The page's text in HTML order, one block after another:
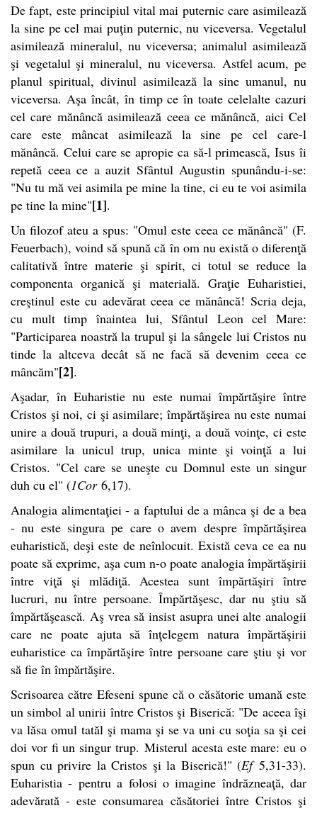
De fapt, este principiul vital mai puternic care asimilează
la sine pe cel mai puţin puternic, nu viceversa. Vegetalul
asimilează mineralul, nu viceversa; animalul asimilează
şi vegetalul şi mineralul, nu viceversa. Astfel acum, pe
planul spiritual, divinul asimilează la sine umanul, nu
viceversa. Aşa încât, în timp ce în toate celelalte cazuri
cel care mănâncă asimilează ceea ce mănâncă, aici Cel
care este mâncat asimilează la sine pe cel care-l
mănâncă. Celui care se apropie ca să-l primească, Isus îi
repetă ceea ce a auzit Sfântul Augustin spunându-i-se:
"Nu tu mă vei asimila pe mine la tine, ci eu te voi asimila
pe tine la mine"[1].
Un filozof ateu a spus: "Omul este ceea ce mănâncă" (F.
Feuerbach), voind să spună că în om nu există o diferenţă
calitativă între materie şi spirit, ci totul se reduce la
componenta organică şi materială. Graţie Euharistiei,
creştinul este cu adevărat ceea ce mănâncă! Scria deja,
cu mult timp înaintea lui, Sfântul Leon cel Mare:
"Participarea noastră la trupul şi la sângele lui Cristos nu
tinde la altceva decât să ne facă să devenim ceea ce
mâncăm"[2].
Aşadar, în Euharistie nu este numai împărtăşire între
Cristos şi noi, ci şi asimilare; împărtăşirea nu este numai
unire a două trupuri, a două minţi, a două voinţe, ci este
asimilare la unicul trup, unica minte şi voinţă a lui
Cristos. "Cel care se uneşte cu Domnul este un singur
duh cu el" (1Cor6,17).
Analogia alimentaţiei - a faptului de a mânca şi de a bea
- nu este singura pe care o avem despre împărtăşirea
euharistică, deşi este de neînlocuit. Există ceva ce ea nu
poate să exprime, aşa cum n-o poate analogia împărtăşirii
între viţă şi mlădiţă. Acestea sunt împărtăşiri între
lucruri, nu între persoane. Împărtăşesc, dar nu ştiu să
împărtăşească. Aş vrea să insist asupra unei alte analogii
care ne poate ajuta să înţelegem natura împărtăşirii
euharistice ca împărtăşire între persoane care ştiu şi vor
să fie în împărtăşire.
Scrisoarea către Efeseni spune că o căsătorie umană este
un simbol al unirii între Cristos şi Biserică: "De aceea îşi
va lăsa omul tatăl şi mama şi se va uni cu soţia sa şi cei
doi vor fi un singur trup. Misterul acesta este mare: eu o
spun cu privire la Cristos şi la Biserică!" (Ef5,31-33).
Euharistia - pentru a folosi o imagine îndrăzneaţă, dar
adevărată - este consumarea căsătoriei între Cristos şi